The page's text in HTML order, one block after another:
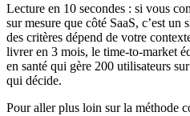
Lecture en 10 secondes : si vous
sur mesure que côté SaaS, c’est
des critères dépend de votre
livrer en 3 mois, le time-to-market
en santé qui gère 200 utilisateurs
qui décide.
Pour aller plus loin sur la méthode